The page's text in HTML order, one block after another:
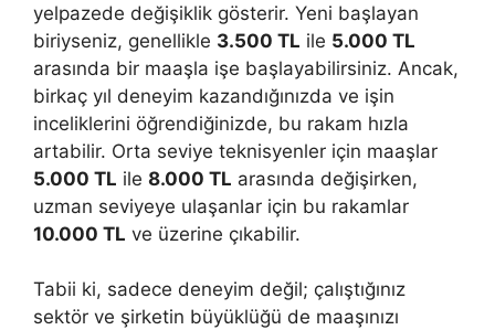
yelpazede değişiklik gösterir. Yeni başlayan
biriyseniz, genellikle 3.500 TL ile 5.000 TL
arasında bir maaşla işe başlayabilirsiniz. Ancak,
birkaç yıl deneyim kazandığınızda ve işin
inceliklerini öğrendiğinizde, bu rakam hızla
artabilir. Orta seviye teknisyenler için maaşlar
5.000 TL ile 8.000 TL arasında değişirken,
uzman seviyeye ulaşanlar için bu rakamlar
10.000 TL ve üzerine çıkabilir.
Tabii ki, sadece deneyim değil; çalıştığınız
sektör ve şirketin büyüklüğü de maaşınızı